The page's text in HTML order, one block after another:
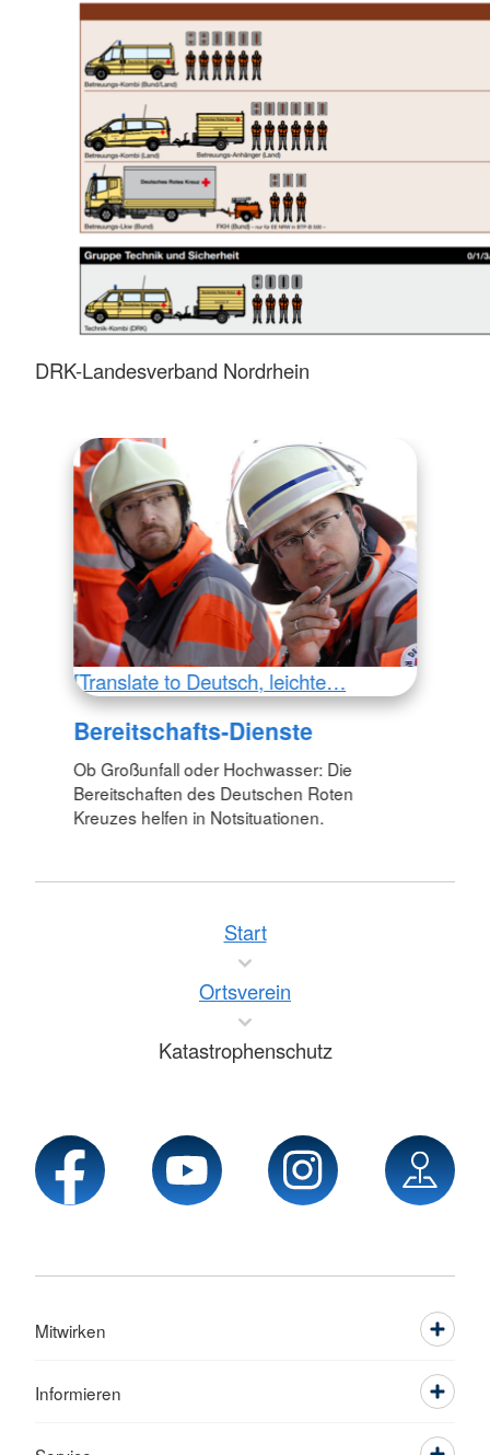
DRK-Landesverband Nordrhein
[Translate to Deutsch, leichte…
Bereitschafts-Dienste
Ob Großunfall oder Hochwasser: Die
Bereitschaften des Deutschen Roten
Kreuzes helfen in Notsituationen.
Start
Ortsverein
Katastrophenschutz
Mitwirken
Informieren